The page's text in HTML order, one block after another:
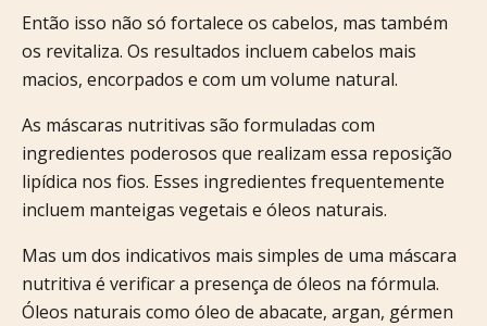
Então isso não só fortalece os cabelos, mas também
os revitaliza. Os resultados incluem cabelos mais
macios, encorpados e com um volume natural.
As máscaras nutritivas são formuladas com
ingredientes poderosos que realizam essa reposição
lipídica nos fios. Esses ingredientes frequentemente
incluem manteigas vegetais e óleos naturais.
Mas um dos indicativos mais simples de uma máscara
nutritiva é verificar a presença de óleos na fórmula.
Óleos naturais como óleo de abacate, argan, gérmen